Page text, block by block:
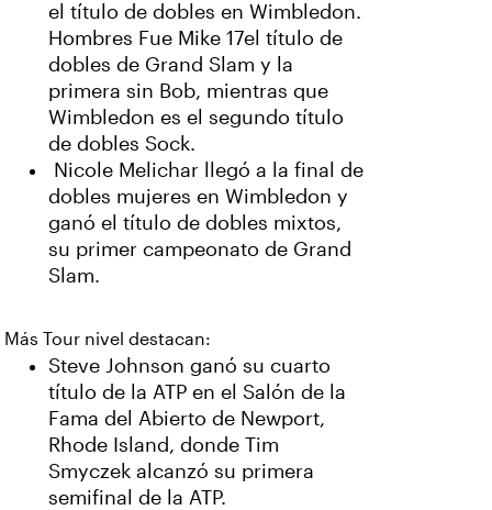
el título de dobles en Wimbledon.
Hombres Fue Mike 17el título de
dobles de Grand Slam y la
primera sin Bob, mientras que
Wimbledon es el segundo título
de dobles Sock.
Nicole Melichar llegó a la final de
dobles mujeres en Wimbledon y
ganó el título de dobles mixtos,
su primer campeonato de Grand
Slam.
Más Tour nivel destacan:
Steve Johnson ganó su cuarto
título de la ATP en el Salón de la
Fama del Abierto de Newport,
Rhode Island, donde Tim
Smyczek alcanzó su primera
semifinal de la ATP.